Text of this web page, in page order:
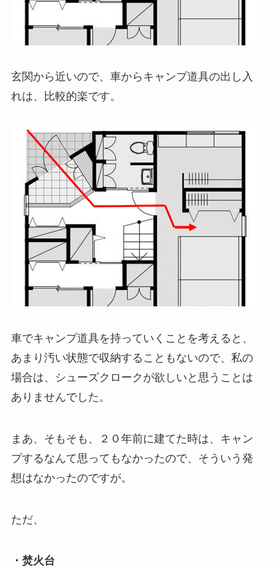
玄関から近いので、車からキャンプ道具の出し入
れは、比較的楽です。
車でキャンプ道具を持っていくことを考えると、
あまり汚い状態で収納することもないので、私の
場合は、シューズクロークが欲しいと思うことは
ありませんでした。
まあ、そもそも、２０年前に建てた時は、キャン
プするなんて思ってもなかったので、そういう発
想はなかったのですが。
ただ、
・焚火台